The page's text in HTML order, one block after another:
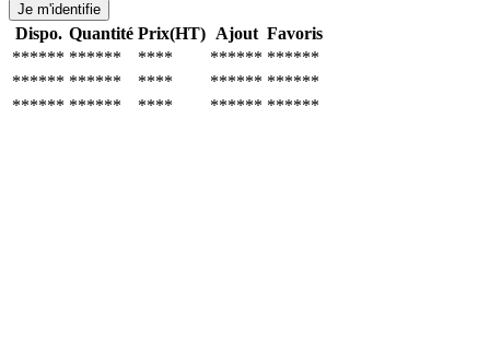
Je m'identifie
Dispo. Quantité Prix(HT) Ajout Favoris
****** ****** **** ****** ******
****** ****** **** ****** ******
****** ****** **** ****** ******